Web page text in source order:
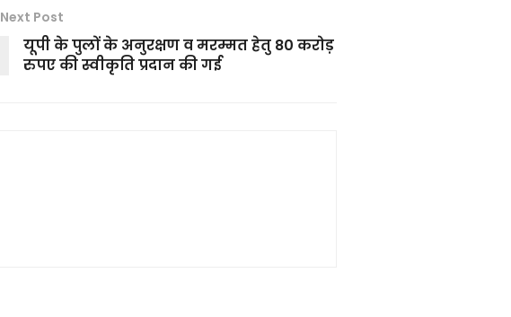
Next Post
यूपी के पुलों के अनुरक्षण व मरम्मत हेतु 80 करोड़
रुपए की स्वीकृति प्रदान की गई